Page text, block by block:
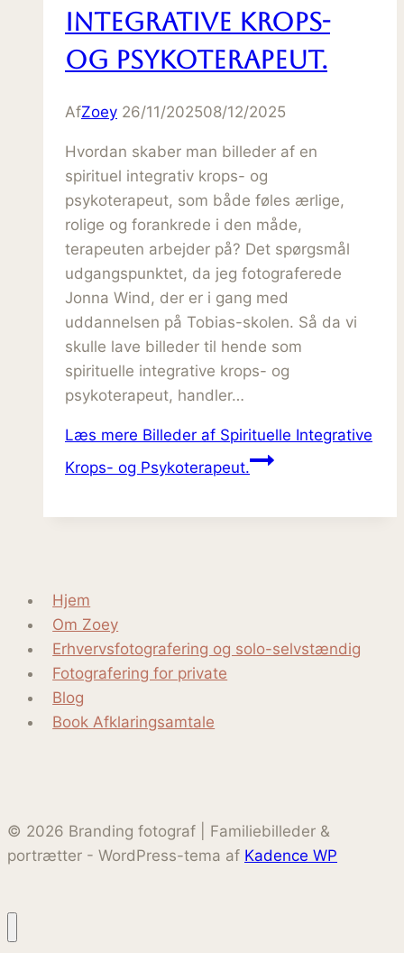
Integrative Krops-
og Psykoterapeut.
AfZoey 26/11/202508/12/2025
Hvordan skaber man billeder af en
spirituel integrativ krops- og
psykoterapeut, som både føles ærlige,
rolige og forankrede i den måde,
terapeuten arbejder på? Det spørgsmål
udgangspunktet, da jeg fotograferede
Jonna Wind, der er i gang med
uddannelsen på Tobias-skolen. Så da vi
skulle lave billeder til hende som
spirituelle integrative krops- og
psykoterapeut, handler…
Læs mere Billeder af Spirituelle Integrative
Krops- og Psykoterapeut.
Hjem
Om Zoey
Erhvervsfotografering og solo-selvstændig
Fotografering for private
Blog
Book Afklaringsamtale
© 2026 Branding fotograf | Familiebilleder &
portrætter - WordPress-tema af Kadence WP